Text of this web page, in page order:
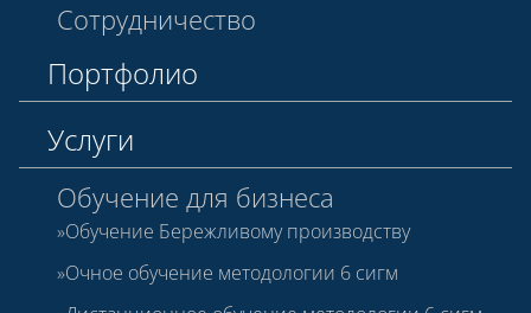
Сотрудничество
Портфолио
Услуги
Обучение для бизнеса
Обучение Бережливому производству
Очное обучение методологии 6 сигм